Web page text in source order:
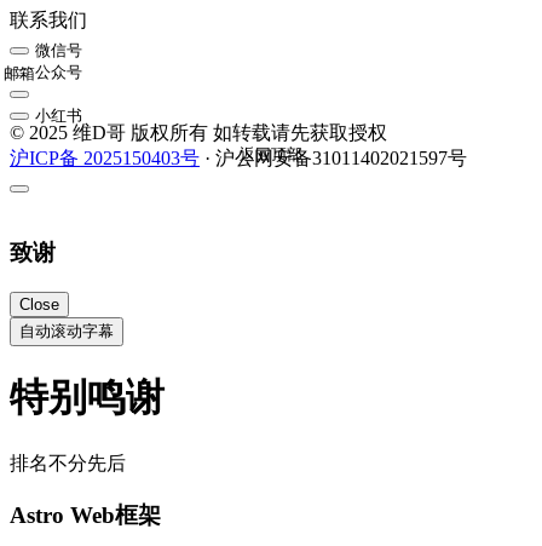
联系我们
微信号
公众号
邮箱
小红书
© 2025 维D哥 版权所有 如转载请先获取授权
沪ICP备 2025150403号 · 沪公网安备31011402021597号
返回顶部
致谢
Close
自动滚动字幕
特别鸣谢
排名不分先后
Astro Web框架